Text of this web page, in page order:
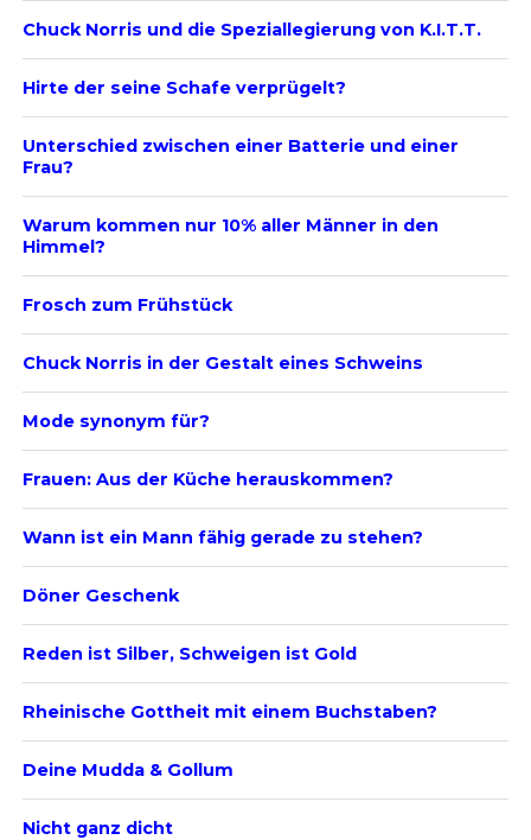
Chuck Norris und die Speziallegierung von K.I.T.T.
Hirte der seine Schafe verprügelt?
Unterschied zwischen einer Batterie und einer
Frau?
Warum kommen nur 10% aller Männer in den
Himmel?
Frosch zum Frühstück
Chuck Norris in der Gestalt eines Schweins
Mode synonym für?
Frauen: Aus der Küche herauskommen?
Wann ist ein Mann fähig gerade zu stehen?
Döner Geschenk
Reden ist Silber, Schweigen ist Gold
Rheinische Gottheit mit einem Buchstaben?
Deine Mudda & Gollum
Nicht ganz dicht